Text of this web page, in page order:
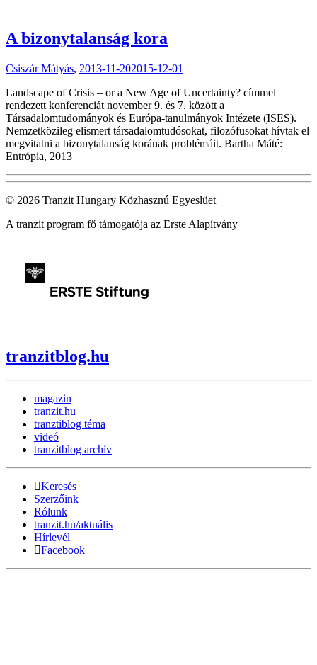
A bizonytalanság kora
Csiszár Mátyás, 2013-11-202015-12-01
Landscape of Crisis – or a New Age of Uncertainty? címmel
rendezett konferenciát november 9. és 7. között a
Társadalomtudományok és Európa-tanulmányok Intézete (ISES).
Nemzetközileg elismert társadalomtudósokat, filozófusokat hívtak el
megvitatni a bizonytalanság korának problémáit. Bartha Máté:
Entrópia, 2013
© 2026 Tranzit Hungary Közhasznú Egyeslüet
A tranzit program fő támogatója az Erste Alapítvány
tranzitblog.hu
magazin
tranzit.hu
tranztiblog téma
videó
tranzitblog archív
Keresés
Szerzőink
Rólunk
tranzit.hu/aktuális
Hírlevél
Facebook